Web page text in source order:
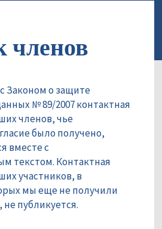
членов
Законом о защите
№ 89/2007 контактная
членов, чье
было получено,
вместе с
текстом. Контактная
участников, в
мы еще не получили
не публикуется.